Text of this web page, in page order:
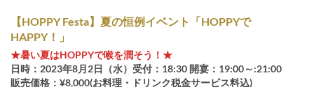
【HOPPY Festa】夏の恒例イベント「HOPPYで
HAPPY！」
★暑い夏はHOPPYで喉を潤そう！★
日時：2023年8月2日（水）受付：18:30 開宴：19:00～:21:00
販売価格：¥8,000(お料理・ドリンク税金サービス料込)